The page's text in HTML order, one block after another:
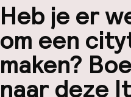
Heb je er
om een
maken?
naar deze